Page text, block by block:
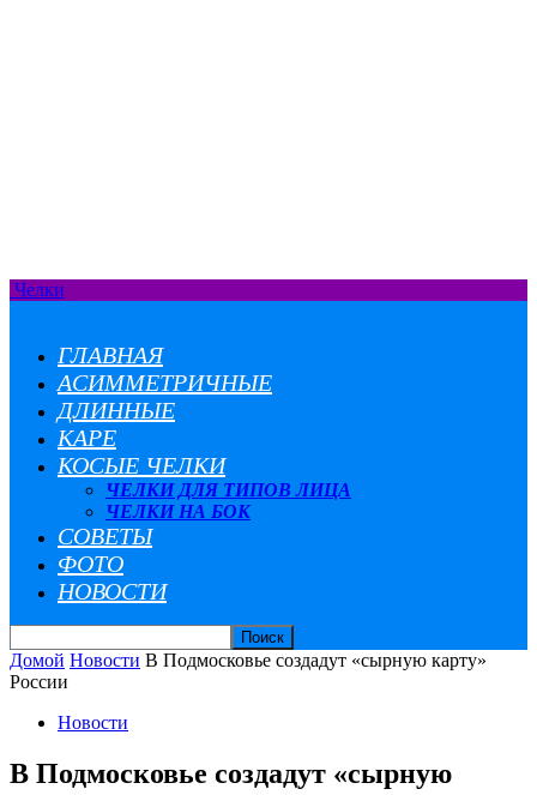
Челки
ГЛАВНАЯ
АСИММЕТРИЧНЫЕ
ДЛИННЫЕ
КАРЕ
КОСЫЕ ЧЕЛКИ
ЧЕЛКИ ДЛЯ ТИПОВ ЛИЦА
ЧЕЛКИ НА БОК
СОВЕТЫ
ФОТО
НОВОСТИ
Домой Новости В Подмосковье создадут «сырную карту»
России
Новости
В Подмосковье создадут «сырную